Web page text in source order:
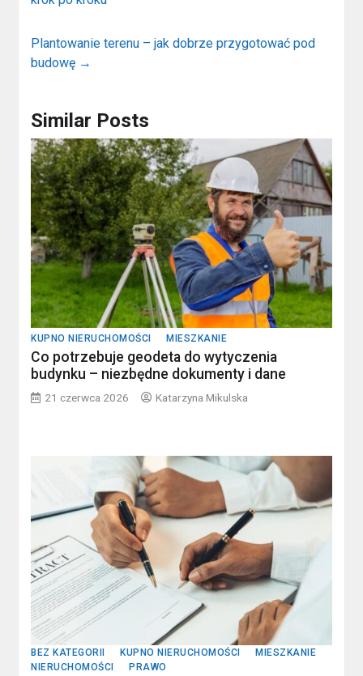
Plantowanie terenu – jak dobrze przygotować pod
budowę →
Similar Posts
KUPNO NIERUCHOMOŚCI MIESZKANIE
Co potrzebuje geodeta do wytyczenia
budynku – niezbędne dokumenty i dane
21 czerwca 2026 Katarzyna Mikulska
BEZ KATEGORII KUPNO NIERUCHOMOŚCI
MIESZKANIE
NIERUCHOMOŚCI
PRAWO